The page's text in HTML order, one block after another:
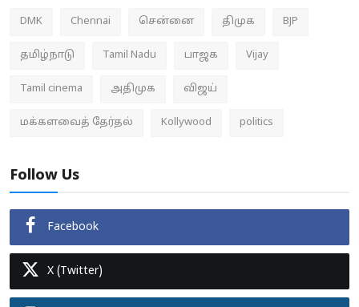
DMK Chennai சென்னை திமுக BJP
தமிழ்நாடு Tamil Nadu பாஜக Vijay
Tamil cinema அதிமுக விஜய்
மக்களவைத் தேர்தல் Kollywood politics
Follow Us
Facebook
X (Twitter)